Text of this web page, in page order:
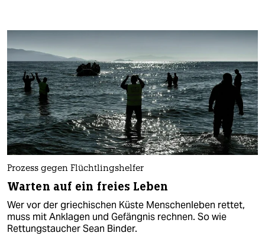
Prozess gegen Flüchtlingshelfer
Warten auf ein freies Leben
Wer vor der griechischen Küste Menschenleben rettet,
muss mit Anklagen und Gefängnis rechnen. So wie
Rettungstaucher Sean Binder.